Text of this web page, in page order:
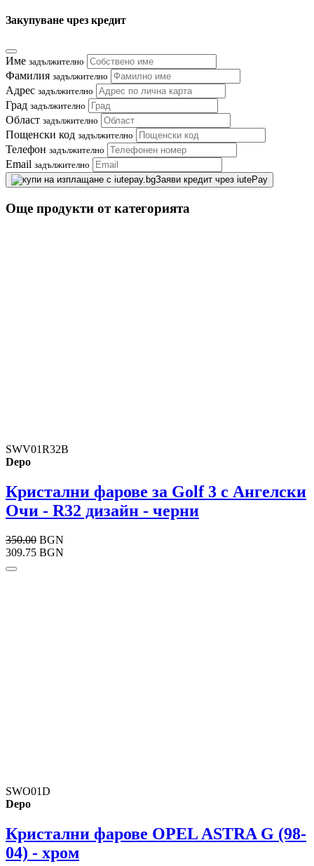
Закупуване чрез кредит
Име задължително
Фамилия задължително
Адрес задължително
Град задължително
Област задължително
Пощенски код задължително
Телефон задължително
Email задължително
Заяви кредит чрез iutePay
Още продукти от категорията
SWV01R32B
Depo
Кристални фарове за Golf 3 с Ангелски
Очи - R32 дизайн - черни
350.00 BGN
309.75 BGN
SWO01D
Depo
Кристални фарове OPEL ASTRA G (98-
04) - хром